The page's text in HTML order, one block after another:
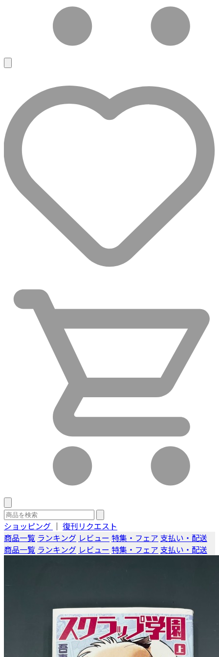
ショッピング ｜ 復刊リクエスト
商品一覧 ランキング レビュー 特集・フェア 支払い・配送
商品一覧 ランキング レビュー 特集・フェア 支払い・配送